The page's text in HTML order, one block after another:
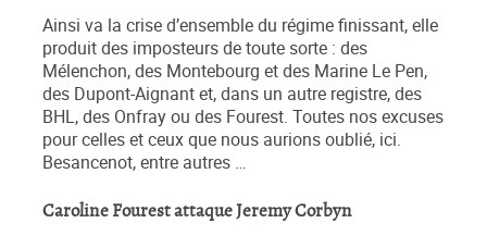
Ainsi va la crise d’ensemble du régime finissant, elle
produit des imposteurs de toute sorte : des
Mélenchon, des Montebourg et des Marine Le Pen,
des Dupont-Aignant et, dans un autre registre, des
BHL, des Onfray ou des Fourest. Toutes nos excuses
pour celles et ceux que nous aurions oublié, ici.
Besancenot, entre autres …
Caroline Fourest attaque Jeremy Corbyn